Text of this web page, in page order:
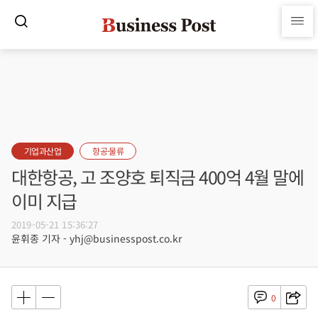
기업과산업 항공·물류
대한항공, 고 조양호 퇴직금 400억 4월 말에
이미 지급
2019-05-21 15:36:27
윤휘종 기자 - yhj@businesspost.co.kr
0